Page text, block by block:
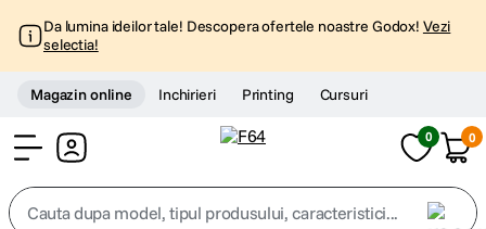
Da lumina ideilor tale! Descopera ofertele noastre Godox! Vezi
selectia!
Magazin online Inchirieri Printing Cursuri
0 0
Cauta dupa model, tipul produsului, caracteristici...